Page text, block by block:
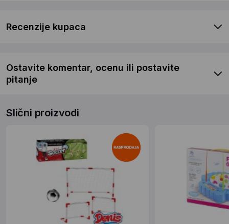
Recenzije kupaca
Ostavite komentar, ocenu ili postavite
pitanje
Slični proizvodi